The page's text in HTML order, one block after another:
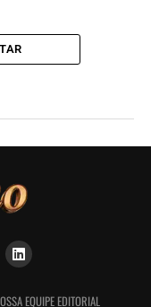
EQUIPE EDITORIAL